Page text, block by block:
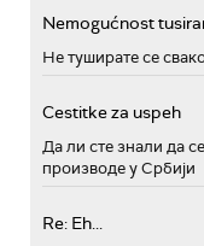
Nemogućnost
Не туширате се
Cestitke za uspeh
Да ли сте знали да
производе у Србији
Re: Eh...